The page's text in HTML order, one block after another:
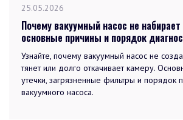
25.05.2026
Почему вакуумный насос не
основные причины и порядок
Узнайте, почему вакуумный насос не
тянет или долго откачивает камеру.
утечки, загрязненные фильтры и порядок
вакуумного насоса.